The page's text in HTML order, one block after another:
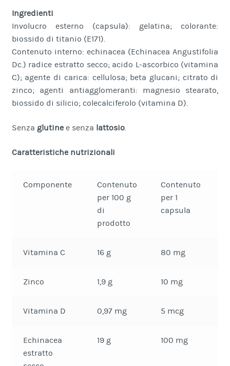
Ingredienti
Involucro esterno (capsula): gelatina; colorante:
biossido di titanio (E171).
Contenuto interno: echinacea (Echinacea Angustifolia
Dc.) radice estratto secco; acido L-ascorbico (vitamina
C); agente di carica: cellulosa; beta glucani; citrato di
zinco; agenti antiagglomeranti: magnesio stearato,
biossido di silicio; colecalciferolo (vitamina D).
Senza glutinee senza lattosio.
Caratteristiche nutrizionali
Componente
Contenuto
per 100 g
di
prodotto
Contenuto
per 1
capsula
Vitamina C 16 g 80 mg
Zinco 1,9 g 10 mg
Vitamina D 0,97 mg 5 mcg
Echinacea
estratto
19 g 100 mg